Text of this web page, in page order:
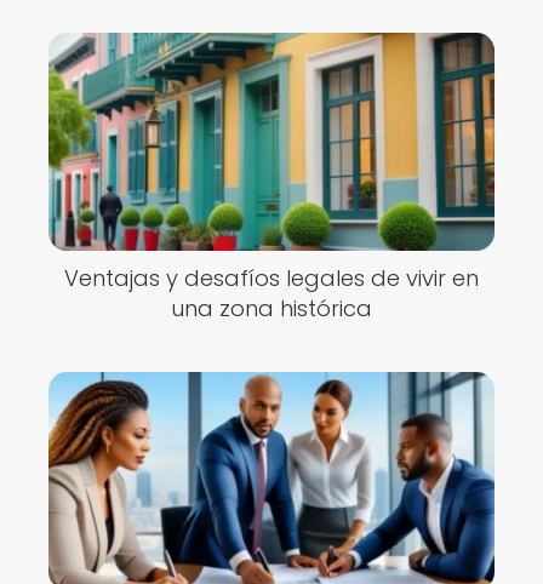
Ventajas y desafíos legales de vivir en
una zona histórica